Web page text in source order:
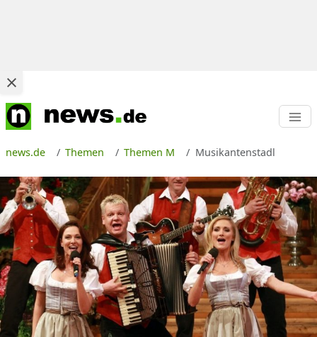
news.de Themen Themen M Musikantenstadl